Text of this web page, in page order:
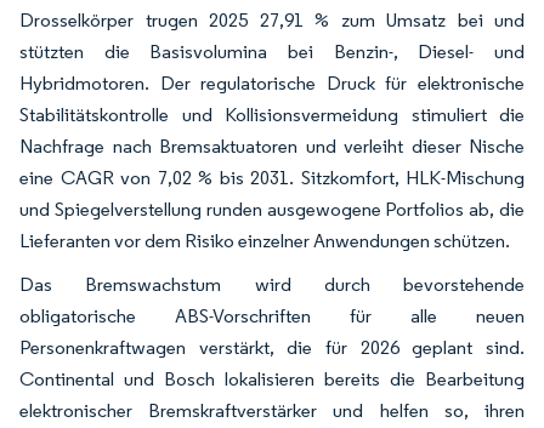
Drosselkörper trugen 2025 27,91 % zum Umsatz bei und
stützten die Basisvolumina bei Benzin-, Diesel- und
Hybridmotoren. Der regulatorische Druck für elektronische
Stabilitätskontrolle und Kollisionsvermeidung stimuliert die
Nachfrage nach Bremsaktuatoren und verleiht dieser Nische
eine CAGR von 7,02 % bis 2031. Sitzkomfort, HLK-Mischung
und Spiegelverstellung runden ausgewogene Portfolios ab, die
Lieferanten vor dem Risiko einzelner Anwendungen schützen.
Das Bremswachstum wird durch bevorstehende
obligatorische ABS-Vorschriften für alle neuen
Personenkraftwagen verstärkt, die für 2026 geplant sind.
Continental und Bosch lokalisieren bereits die Bearbeitung
elektronischer Bremskraftverstärker und helfen so, ihren